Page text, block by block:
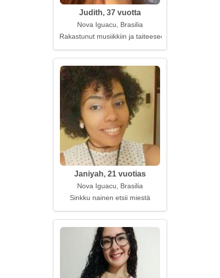
Judith, 37 vuotta
Nova Iguacu, Brasilia
Rakastunut musiikkiin ja taiteeseen
Janiyah, 21 vuotias
Nova Iguacu, Brasilia
Sinkku nainen etsii miestä